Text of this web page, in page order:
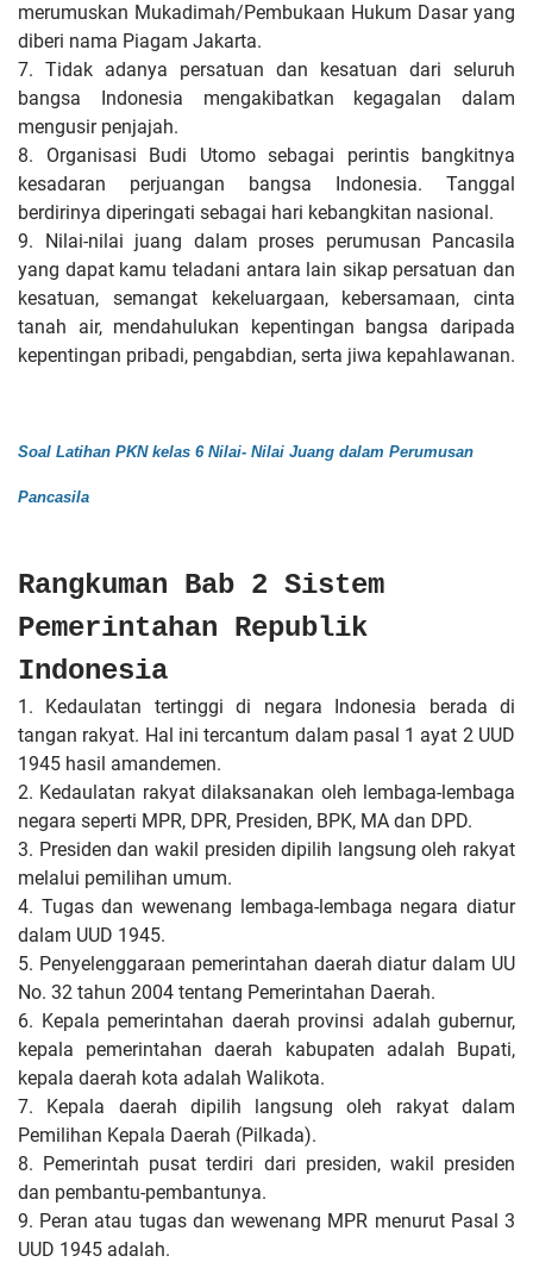
merumuskan Mukadimah/Pembukaan Hukum Dasar yang
diberi nama Piagam Jakarta.
7. Tidak adanya persatuan dan kesatuan dari seluruh
bangsa Indonesia mengakibatkan kegagalan dalam
mengusir penjajah.
8. Organisasi Budi Utomo sebagai perintis bangkitnya
kesadaran perjuangan bangsa Indonesia. Tanggal
berdirinya diperingati sebagai hari kebangkitan nasional.
9. Nilai-nilai juang dalam proses perumusan Pancasila
yang dapat kamu teladani antara lain sikap persatuan dan
kesatuan, semangat kekeluargaan, kebersamaan, cinta
tanah air, mendahulukan kepentingan bangsa daripada
kepentingan pribadi, pengabdian, serta jiwa kepahlawanan.
Soal Latihan PKN kelas 6 Nilai- Nilai Juang dalam Perumusan
Pancasila
Rangkuman Bab 2 Sistem
Pemerintahan Republik
Indonesia
1. Kedaulatan tertinggi di negara Indonesia berada di
tangan rakyat. Hal ini tercantum dalam pasal 1 ayat 2 UUD
1945 hasil amandemen.
2. Kedaulatan rakyat dilaksanakan oleh lembaga-lembaga
negara seperti MPR, DPR, Presiden, BPK, MA dan DPD.
3. Presiden dan wakil presiden dipilih langsung oleh rakyat
melalui pemilihan umum.
4. Tugas dan wewenang lembaga-lembaga negara diatur
dalam UUD 1945.
5. Penyelenggaraan pemerintahan daerah diatur dalam UU
No. 32 tahun 2004 tentang Pemerintahan Daerah.
6. Kepala pemerintahan daerah provinsi adalah gubernur,
kepala pemerintahan daerah kabupaten adalah Bupati,
kepala daerah kota adalah Walikota.
7. Kepala daerah dipilih langsung oleh rakyat dalam
Pemilihan Kepala Daerah (Pilkada).
8. Pemerintah pusat terdiri dari presiden, wakil presiden
dan pembantu-pembantunya.
9. Peran atau tugas dan wewenang MPR menurut Pasal 3
UUD 1945 adalah.